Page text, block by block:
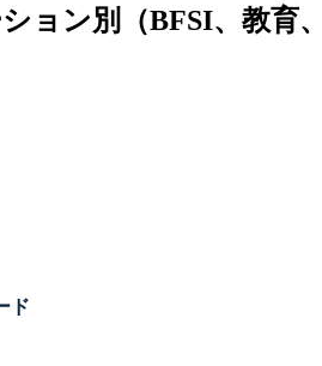
ョン別（BFSI、教育
ド